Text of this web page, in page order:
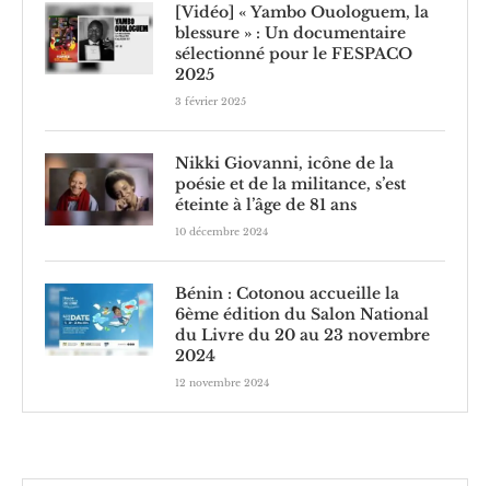
[Vidéo] « Yambo Ouologuem, la
blessure » : Un documentaire
sélectionné pour le FESPACO
2025
3 février 2025
Nikki Giovanni, icône de la
poésie et de la militance, s’est
éteinte à l’âge de 81 ans
10 décembre 2024
Bénin : Cotonou accueille la
6ème édition du Salon National
du Livre du 20 au 23 novembre
2024
12 novembre 2024